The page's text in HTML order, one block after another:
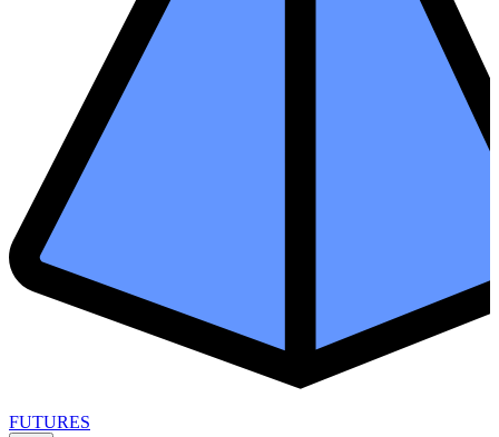
FUTURES